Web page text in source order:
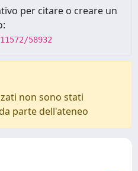
per citare o creare un
58932
non sono stati
parte dell'ateneo